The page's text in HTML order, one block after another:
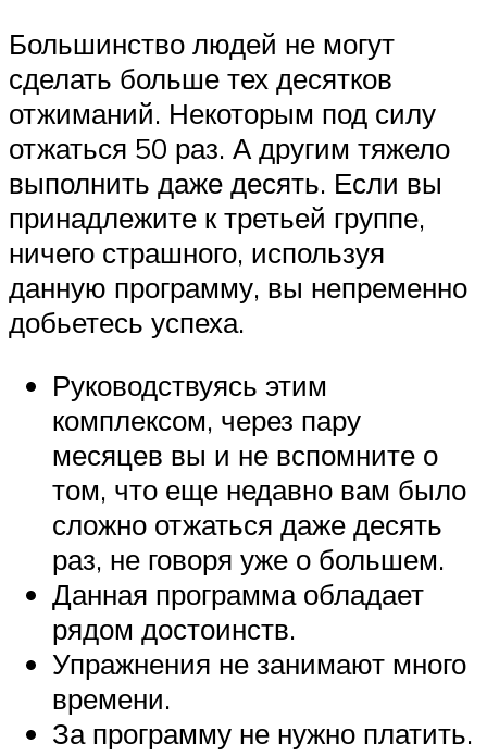
Большинство людей не могут
сделать больше тех десятков
отжиманий. Некоторым под силу
отжаться 50 раз. А другим тяжело
выполнить даже десять. Если вы
принадлежите к третьей группе,
ничего страшного, используя
данную программу, вы непременно
добьетесь успеха.
Руководствуясь этим
комплексом, через пару
месяцев вы и не вспомните о
том, что еще недавно вам было
сложно отжаться даже десять
раз, не говоря уже о большем.
Данная программа обладает
рядом достоинств.
Упражнения не занимают много
времени.
За программу не нужно платить.